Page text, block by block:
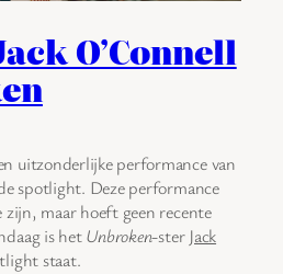
O’Connell
uitzonderlijke performance van
spotlight. Deze performance
zijn, maar hoeft geen recente
is hetUnbroken-ster Jack
staat.